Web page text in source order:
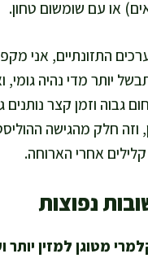
או עם שומשום טחון.
התזונתיים, אני
יותר מדי נהיה גומי,
גבוה וזמן קצר
וזה חלק מהגישה
אחרי הארוחה.
נפוצות